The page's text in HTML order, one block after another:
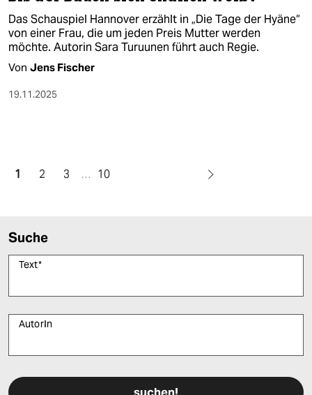
Das Schauspiel Hannover erzählt in „Die Tage der Hyäne“
von einer Frau, die um jeden Preis Mutter werden
möchte. Autorin Sara Turuunen führt auch Regie.
Von Jens Fischer
19.11.2025
1 2 3 … 10
Suche
Text*
AutorIn